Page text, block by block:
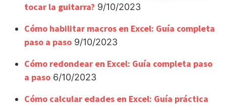
tocar la guitarra? 9/10/2023
Cómo habilitar macros en Excel: Guía completa
paso a paso 9/10/2023
Cómo redondear en Excel: Guía completa paso
a paso 6/10/2023
Cómo calcular edades en Excel: Guía práctica